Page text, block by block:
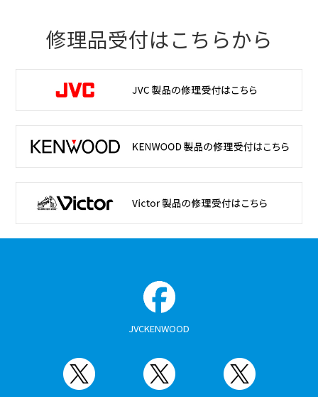
修理品受付はこちらから
JVCKENWOOD